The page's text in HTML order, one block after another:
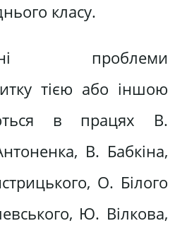
класу.
проблеми
тією або іншою
в працях В.
В. Бабкіна,
О. Білого
Ю. Вілкова,